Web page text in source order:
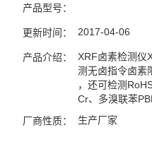
产品型号：
更新时间： 2017-04-06
产品介绍：
XRF卤素检测仪
测无卤指令卤素
，还可检测
Cr、多溴联苯
厂商性质： 生产厂家